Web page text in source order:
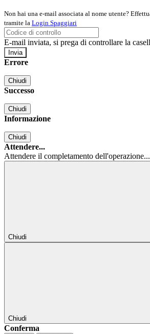
Non hai una e-mail associata al nome utente?
tramite la Login Spaggiari
E-mail inviata, si prega di controllare la
Errore
Chiudi
Successo
Chiudi
Informazione
Chiudi
Attendere...
Attendere il completamento dell'operazione...
Chiudi
Chiudi
Conferma